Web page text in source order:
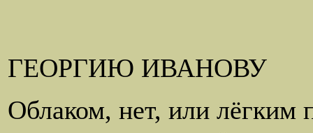
ГЕОРГИЮ ИВАНОВУ
Облаком, нет, или лёгким